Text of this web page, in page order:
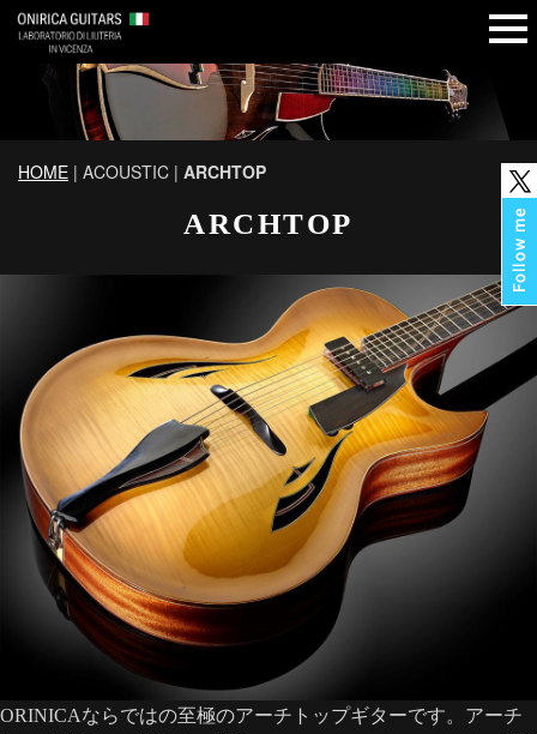
HOME | ACOUSTIC | ARCHTOP
ARCHTOP
ORINICAならではの至極のアーチトップギターです。アーチ